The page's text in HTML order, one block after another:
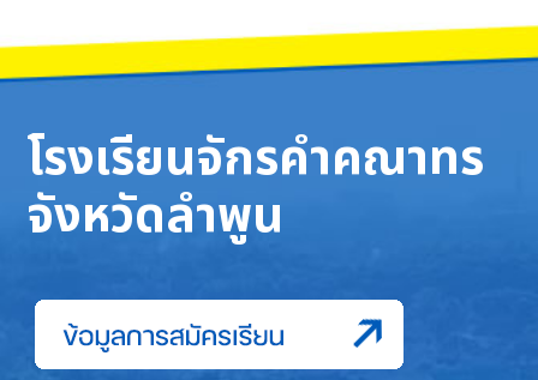
โรงเรียนจักรคำคณาทร
จังหวัดลำพูน